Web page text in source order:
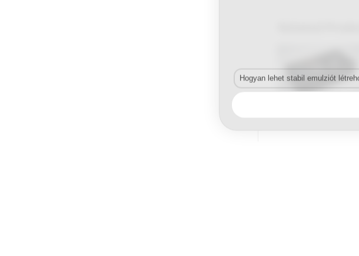
Hogyan lehet stabil emulziót